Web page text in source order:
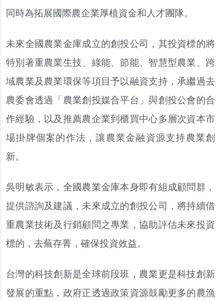
同時為拓展國際農企業厚植資金和人才團隊。
未來全國農業金庫成立的創投公司，其投資標的將
特別著重農業生技、綠能、節能、智慧型農業、跨
域農業及農業環保等項目予以融資支持，承繼過去
農委會透過「農業創投媒合平台」與創投公會的合
作經驗，以及推薦農企業到櫃買中心多層次資本市
場掛牌個案的作法，讓農業金融資源支持農業創
新。
吳明敏表示，全國農業金庫本身即有組成顧問群，
提供諮詢及建議，未來成立的創投公司，將持續借
重農業技術及行銷顧問之專業，協助評估未來投資
標的，去蕪存菁，確保投資效益。
台灣的科技創新是全球前段班，農業更是科技創新
發展的重點，政府正透過政策資源鼓勵更多的農漁